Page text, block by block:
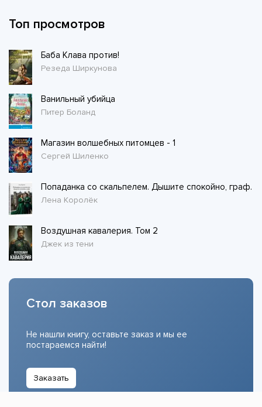
Топ просмотров
Баба Клава против!
Резеда Ширкунова
Ванильный убийца
Питер Боланд
Магазин волшебных питомцев - 1
Сергей Шиленко
Попаданка со скальпелем. Дышите спокойно, граф.
Лена Королёк
Воздушная кавалерия. Том 2
Джек из тени
Стол заказов
Не нашли книгу, оставьте заказ и мы ее
постараемся найти!
Заказать